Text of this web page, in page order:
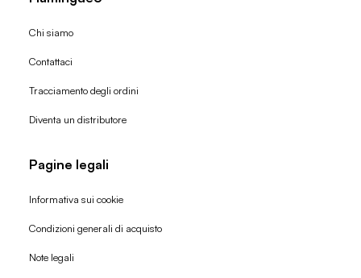
Chi siamo
Contattaci
Tracciamento degli ordini
Diventa un distributore
Pagine legali
Informativa sui cookie
Condizioni generali di acquisto
Note legaliPolitica di rimborso